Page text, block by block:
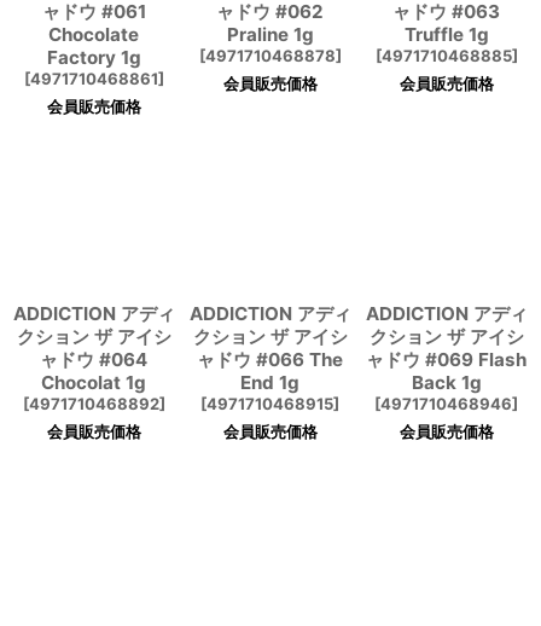
ャドウ #061
Chocolate
Factory 1g
[4971710468861]
会員販売価格
ャドウ #062
Praline 1g
[4971710468878]
会員販売価格
ャドウ #063
Truffle 1g
[4971710468885]
会員販売価格
ADDICTION アディ
クション ザ アイシ
ャドウ #064
Chocolat 1g
[4971710468892]
会員販売価格
ADDICTION アディ
クション ザ アイシ
ャドウ #066 The
End 1g
[4971710468915]
会員販売価格
ADDICTION アディ
クション ザ アイシ
ャドウ #069 Flash
Back 1g
[4971710468946]
会員販売価格